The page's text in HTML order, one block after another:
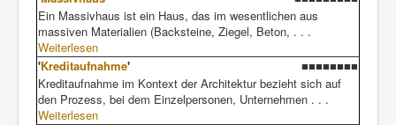
Ein Massivhaus ist ein Haus, das im wesentlichen aus
massiven Materialien (Backsteine, Ziegel, Beton, . . .
Weiterlesen
'Kreditaufnahme'
■■■■■■■■
Kreditaufnahme im Kontext der Architektur bezieht sich auf
den Prozess, bei dem Einzelpersonen, Unternehmen . . .
Weiterlesen